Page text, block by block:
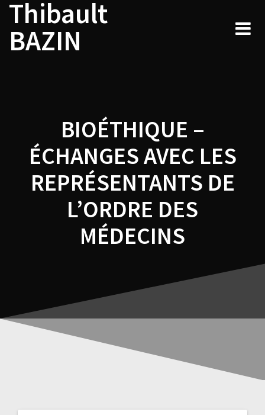
Skip
content
Thibault
BAZIN
BIOÉTHIQUE –
ÉCHANGES AVEC LES
REPRÉSENTANTS DE
L’ORDRE DES
MÉDECINS
Navigation
de